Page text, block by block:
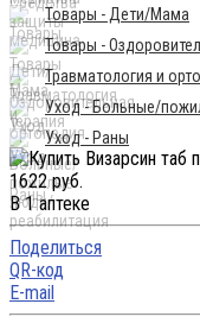
Товары - Дети/Мама
Товары -
Травматология и
Уход - Больные/
Уход - Раны
1622 руб.
В 1 аптеке
Поделиться
QR-код
E-mail